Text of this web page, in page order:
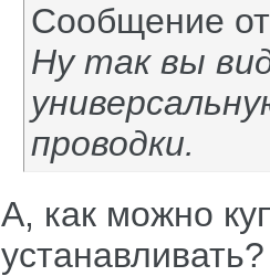
Сообщение
Ну так вы
проводки.
А, как можно
устанавливать?